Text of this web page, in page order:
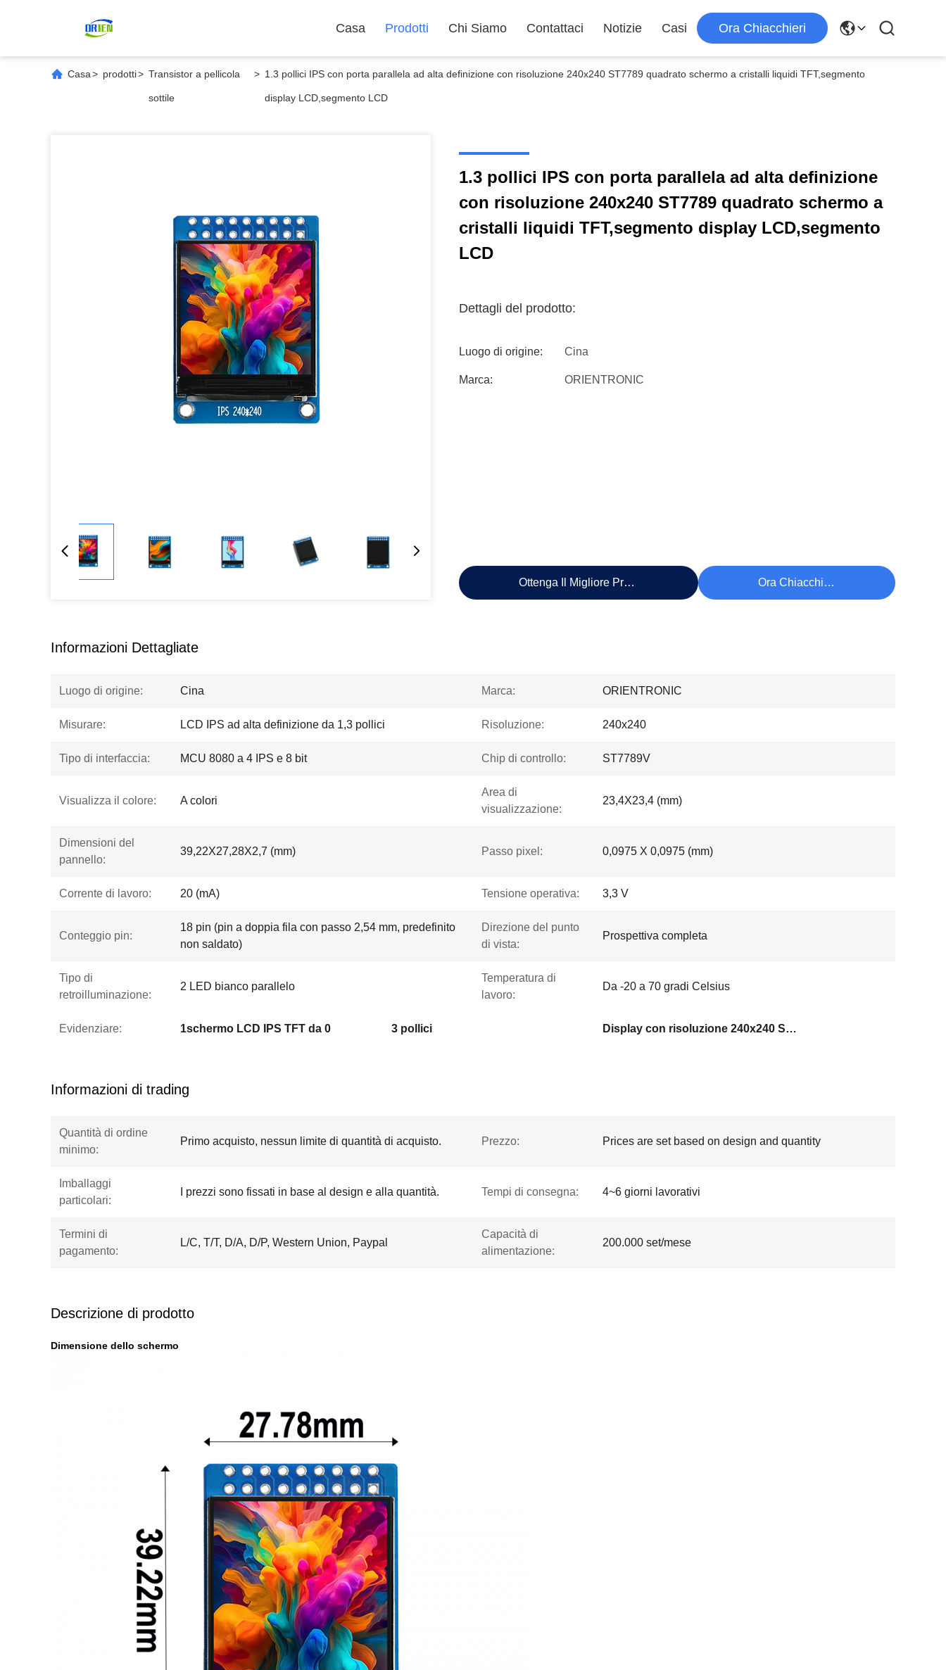
Casa Prodotti Chi Siamo Contattaci Notizie Casi Ora Chiacchieri
Casa> prodotti> Transistor a pellicola
sottile
> 1.3 pollici IPS con porta parallela ad alta definizione con risoluzione 240x240 ST7789 quadrato schermo a cristalli liquidi TFT,segmento
display LCD,segmento LCD
1.3 pollici IPS con porta parallela ad alta definizione
con risoluzione 240x240 ST7789 quadrato schermo a
cristalli liquidi TFT,segmento display LCD,segmento
LCD
Dettagli del prodotto:
Luogo di origine: Cina
Marca: ORIENTRONIC
Ottenga Il Migliore Prezzo Ora Chiacchieri
Informazioni Dettagliate
Luogo di origine: Cina Marca: ORIENTRONIC
Misurare: LCD IPS ad alta definizione da 1,3 pollici Risoluzione: 240x240
Tipo di interfaccia: MCU 8080 a 4 IPS e 8 bit Chip di controllo: ST7789V
Visualizza il colore: A colori
Area di
visualizzazione:
23,4X23,4 (mm)
Dimensioni del
pannello:
39,22X27,28X2,7 (mm) Passo pixel: 0,0975 X 0,0975 (mm)
Corrente di lavoro: 20 (mA) Tensione operativa: 3,3 V
Conteggio pin:
18 pin (pin a doppia fila con passo 2,54 mm, predefinito
non saldato)
Direzione del punto
di vista:
Prospettiva completa
Tipo di
retroilluminazione:
2 LED bianco parallelo
Temperatura di
lavoro:
Da -20 a 70 gradi Celsius
Evidenziare: 1schermo LCD IPS TFT da 0 3 pollici Display con risoluzione 240x240 ST7789
Informazioni di trading
Quantità di ordine
minimo:
Primo acquisto, nessun limite di quantità di acquisto. Prezzo: Prices are set based on design and quantity
Imballaggi
particolari:
I prezzi sono fissati in base al design e alla quantità. Tempi di consegna: 4~6 giorni lavorativi
Termini di
pagamento:
L/C, T/T, D/A, D/P, Western Union, Paypal
Capacità di
alimentazione:
200.000 set/mese
Descrizione di prodotto
Dimensione dello schermo